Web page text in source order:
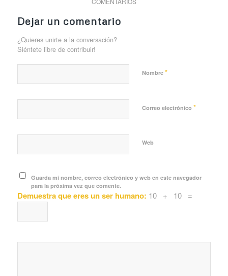
Dejar un comentario
¿Quieres unirte a la conversación?
Siéntete libre de contribuir!
Nombre *
Correo electrónico *
Web
Guarda mi nombre, correo electrónico y web en este navegador
para la próxima vez que comente.
Demuestra que eres un ser humano: 10 + 10 =